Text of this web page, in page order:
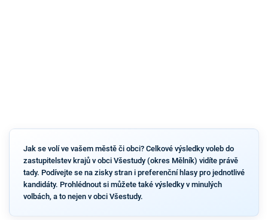
Jak se volí ve vašem městě či obci? Celkové výsledky voleb do
zastupitelstev krajů v obci Všestudy (okres Mělník) vidíte právě
tady. Podívejte se na zisky stran i preferenční hlasy pro jednotlivé
kandidáty. Prohlédnout si můžete také výsledky v minulých
volbách, a to nejen v obci Všestudy.